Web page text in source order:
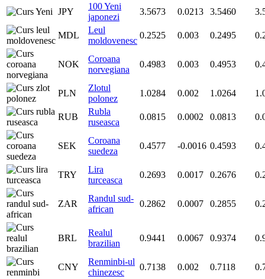
JPY
100 Yeni
japonezi
3.5673 0.0213 3.5460
MDL
Leul
moldovenesc
0.2525 0.003 0.2495
NOK
Coroana
norvegiana
0.4983 0.003 0.4953
PLN
Zlotul
polonez
1.0284 0.002 1.0264
RUB
Rubla
ruseasca
0.0815 0.0002 0.0813
SEK
Coroana
suedeza
0.4577 -0.0016 0.4593
TRY
Lira
turceasca
0.2693 0.0017 0.2676
ZAR
Randul sud-
african
0.2862 0.0007 0.2855
BRL
Realul
brazilian
0.9441 0.0067 0.9374
CNY
Renminbi-ul
chinezesc
0.7138 0.002 0.7118